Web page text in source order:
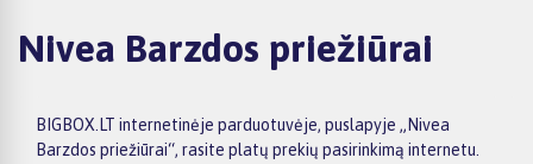
Nivea Barzdos priežiūrai
BIGBOX.LT internetinėje parduotuvėje, puslapyje „Nivea
Barzdos priežiūrai“, rasite platų prekių pasirinkimą internetu.